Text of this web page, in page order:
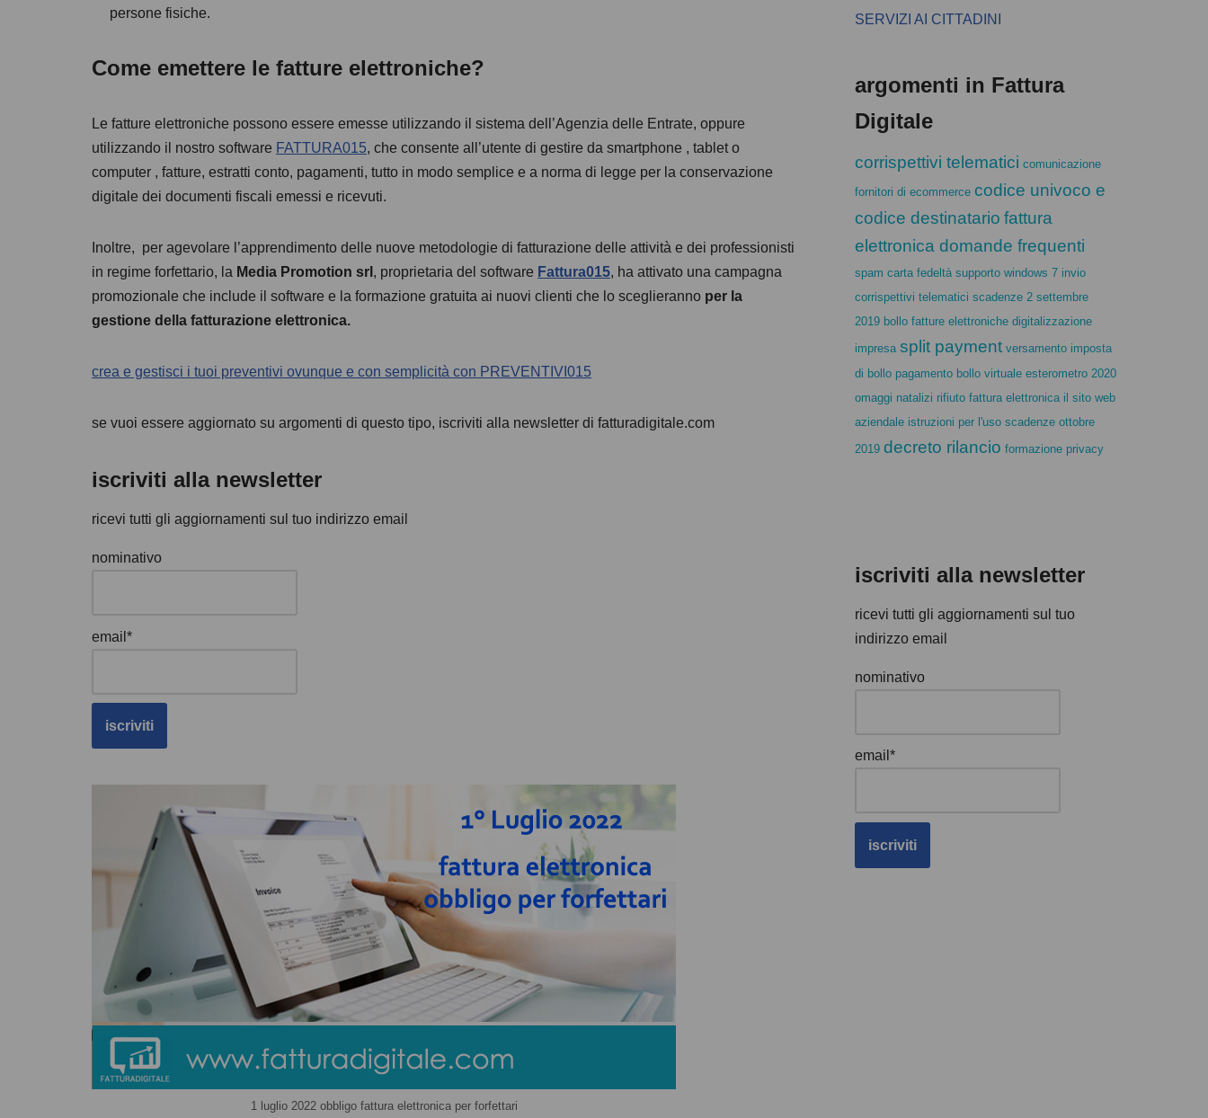
persone fisiche.
Come emettere le fatture elettroniche?
Le fatture elettroniche possono essere emesse utilizzando il sistema dell’Agenzia delle Entrate, oppure
utilizzando il nostro software FATTURA015, che consente all’utente di gestire da smartphone , tablet o
computer , fatture, estratti conto, pagamenti, tutto in modo semplice e a norma di legge per la conservazione
digitale dei documenti fiscali emessi e ricevuti.
Inoltre, per agevolare l’apprendimento delle nuove metodologie di fatturazione delle attività e dei professionisti
in regime forfettario, la Media Promotion srl , proprietaria del software Fattura015, ha attivato una campagna
promozionale che include il software e la formazione gratuita ai nuovi clienti che lo sceglieranno per la
gestione della fatturazione elettronica.
crea e gestisci i tuoi preventivi ovunque e con semplicità con PREVENTIVI015
se vuoi essere aggiornato su argomenti di questo tipo, iscriviti alla newsletter di fatturadigitale.com
iscriviti alla newsletter
ricevi tutti gli aggiornamenti sul tuo indirizzo email
nominativo
email*
1 luglio 2022 obbligo fattura elettronica per forfettari
SERVIZI AI CITTADINI
argomenti in Fattura
Digitale
corrispettivi telematici comunicazione
fornitori di ecommerce codice univoco e
codice destinatario fattura
elettronica domande frequenti
spam carta fedeltà supporto windows 7 invio
corrispettivi telematici scadenze 2 settembre
2019 bollo fatture elettroniche digitalizzazione
impresa split payment versamento imposta
di bollo pagamento bollo virtuale esterometro 2020
omaggi natalizi rifiuto fattura elettronica il sito web
aziendale istruzioni per l'uso scadenze ottobre
2019 decreto rilancio formazione privacy
iscriviti alla newsletter
ricevi tutti gli aggiornamenti sul tuo
indirizzo email
nominativo
email*